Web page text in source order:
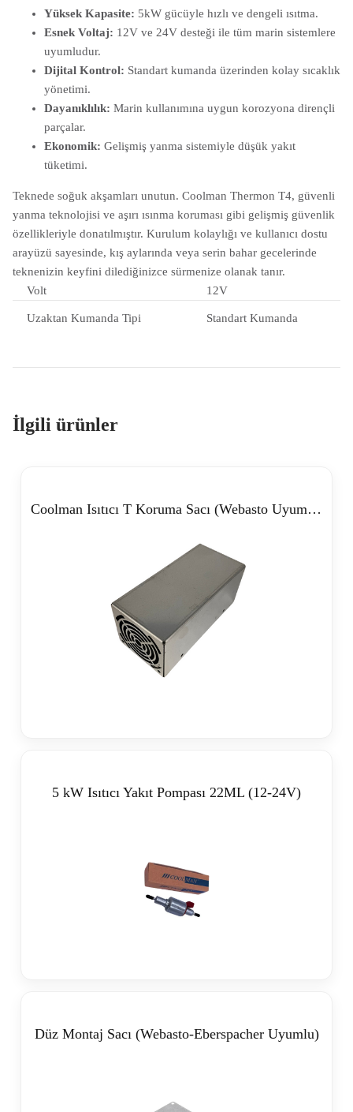
Yüksek Kapasite: 5kW gücüyle hızlı ve dengeli ısıtma.
Esnek Voltaj: 12V ve 24V desteği ile tüm marin sistemlere
uyumludur.
Dijital Kontrol: Standart kumanda üzerinden kolay sıcaklık
yönetimi.
Dayanıklılık: Marin kullanımına uygun korozyona dirençli
parçalar.
Ekonomik: Gelişmiş yanma sistemiyle düşük yakıt
tüketimi.
Teknede soğuk akşamları unutun. Coolman Thermon T4, güvenli
yanma teknolojisi ve aşırı ısınma koruması gibi gelişmiş güvenlik
özellikleriyle donatılmıştır. Kurulum kolaylığı ve kullanıcı dostu
arayüzü sayesinde, kış aylarında veya serin bahar gecelerinde
teknenizin keyfini dilediğinizce sürmenize olanak tanır.
Volt
12V
Uzaktan Kumanda Tipi Standart Kumanda
İlgili ürünler
Coolman Isıtıcı T Koruma Sacı (Webasto Uyumlu)
5 kW Isıtıcı Yakıt Pompası 22ML (12-24V)
Düz Montaj Sacı (Webasto-Eberspacher Uyumlu)